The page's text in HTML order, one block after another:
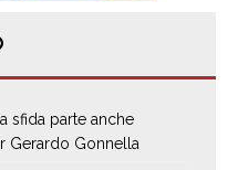
sfida parte anche
Gerardo Gonnella